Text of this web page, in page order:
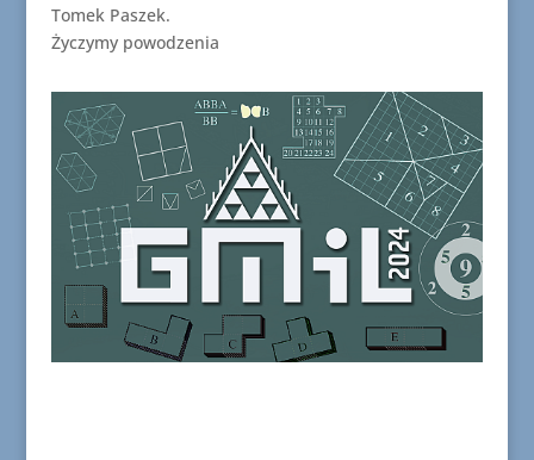
Tomek Paszek.
Życzymy powodzenia